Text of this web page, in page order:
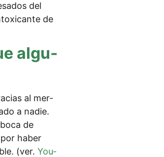
del
de
algu­
al mer­
a nadie.
de
haber
(ver. You­